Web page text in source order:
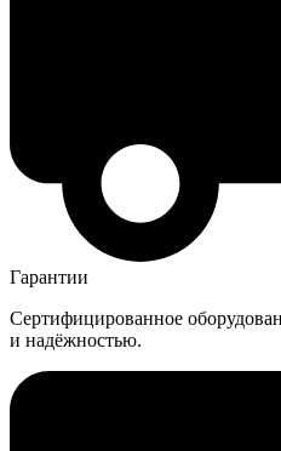
Гарантии
Сертифицированное
и надёжностью.